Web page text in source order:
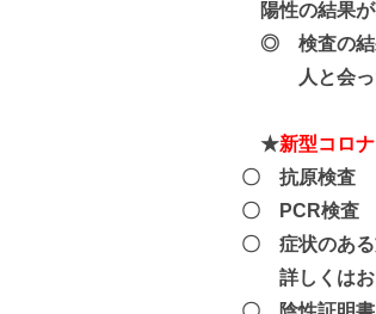
陽性の結果が
◎ 検査の結果
人と会った
★新型コロ
〇 抗原検査
〇 PCR検査
〇 症状のある
詳しくはお